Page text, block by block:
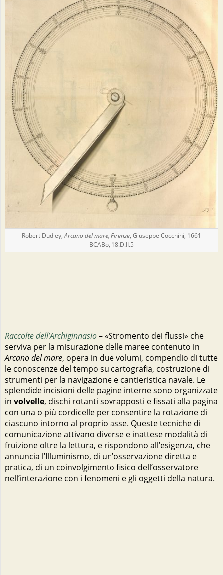
Robert Dudley,Arcano del mare, Firenze, Giuseppe Cocchini, 1661
BCABo, 18.D.II.5
Raccolte dell’Archiginnasio– «Stromento dei flussi» che
serviva per la misurazione delle maree contenuto in
Arcano del mare, opera in due volumi, compendio di tutte
le conoscenze del tempo su cartografia, costruzione di
strumenti per la navigazione e cantieristica navale. Le
splendide incisioni delle pagine interne sono organizzate
in volvelle, dischi rotanti sovrapposti e fissati alla pagina
con una o più cordicelle per consentire la rotazione di
ciascuno intorno al proprio asse. Queste tecniche di
comunicazione attivano diverse e inattese modalità di
fruizione oltre la lettura, e rispondono all’esigenza, che
annuncia l’Illuminismo, di un’osservazione diretta e
pratica, di un coinvolgimento fisico dell’osservatore
nell’interazione con i fenomeni e gli oggetti della natura.